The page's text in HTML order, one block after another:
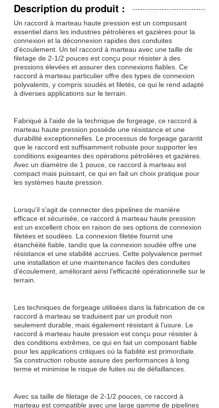
Description du produit :
Un raccord à marteau haute pression est un composant
essentiel dans les industries pétrolières et gazières pour la
connexion et la déconnexion rapides des conduites
d'écoulement. Un tel raccord à marteau avec une taille de
filetage de 2-1/2 pouces est conçu pour résister à des
pressions élevées et assurer des connexions fiables. Ce
raccord à marteau particulier offre des types de connexion
polyvalents, y compris soudés et filetés, ce qui le rend adapté
à diverses applications sur le terrain.
Fabriqué à l'aide de la technique de forgeage, ce raccord à
marteau haute pression possède une résistance et une
durabilité exceptionnelles. Le processus de forgeage garantit
que le raccord est suffisamment robuste pour supporter les
conditions exigeantes des opérations pétrolières et gazières.
Avec un diamètre de 1 pouce, ce raccord à marteau est
compact mais puissant, ce qui en fait un choix pratique pour
les systèmes haute pression.
Lorsqu'il s'agit de connecter des pipelines de manière
efficace et sécurisée, ce raccord à marteau haute pression
est un excellent choix en raison de ses options de connexion
filetées et soudées. La connexion filetée fournit une
étanchéité fiable, tandis que la connexion soudée offre une
résistance et une stabilité accrues. Cette polyvalence permet
une installation et une maintenance faciles des conduites
d'écoulement, améliorant ainsi l'efficacité opérationnelle sur le
terrain.
Les techniques de forgeage utilisées dans la fabrication de ce
raccord à marteau se traduisent par un produit non
seulement durable, mais également résistant à l'usure. Le
raccord à marteau haute pression est conçu pour résister à
des conditions extrêmes, ce qui en fait un composant fiable
pour les applications critiques où la fiabilité est primordiale.
Sa construction robuste assure des performances à long
terme et minimise le risque de fuites ou de défaillances.
Avec sa taille de filetage de 2-1/2 pouces, ce raccord à
marteau est compatible avec une large gamme de pipelines